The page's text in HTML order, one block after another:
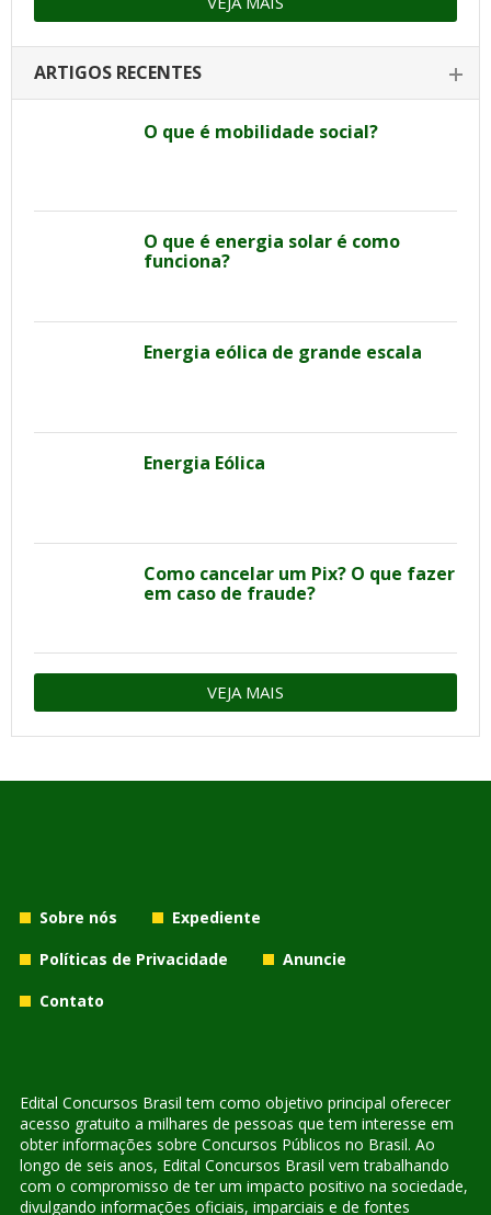
ARTIGOS RECENTES
O que é mobilidade social?
O que é energia solar é como
funciona?
Energia eólica de grande escala
Energia Eólica
Como cancelar um Pix? O que fazer
em caso de fraude?
VEJA MAIS
Sobre nós
Expediente
Políticas de Privacidade
Anuncie
Contato
Edital Concursos Brasil tem como objetivo principal oferecer
acesso gratuito a milhares de pessoas que tem interesse em
obter informações sobre Concursos Públicos no Brasil. Ao
longo de seis anos, Edital Concursos Brasil vem trabalhando
com o compromisso de ter um impacto positivo na sociedade,
divulgando informações oficiais, imparciais e de fontes